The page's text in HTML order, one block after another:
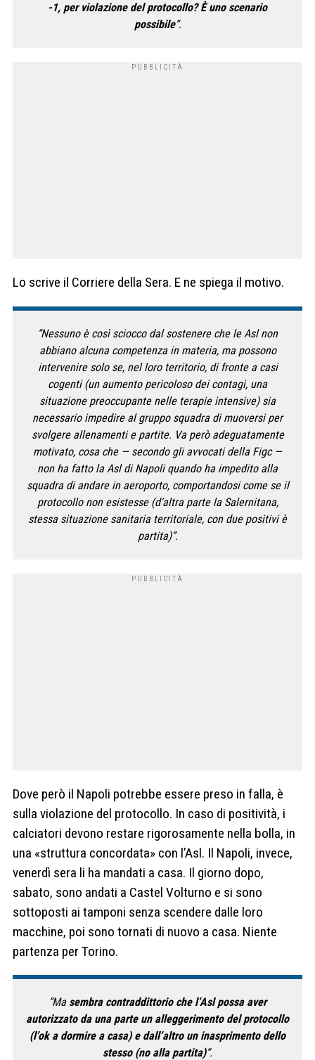
-1, per violazione del protocollo? È uno scenario
possibile“.
Lo scrive il Corriere della Sera. E ne spiega il motivo.
“Nessuno è così sciocco dal sostenere che le Asl non
abbiano alcuna competenza in materia, ma possono
intervenire solo se, nel loro territorio, di fronte a casi
cogenti (un aumento pericoloso dei contagi, una
situazione preoccupante nelle terapie intensive) sia
necessario impedire al gruppo squadra di muoversi per
svolgere allenamenti e partite. Va però adeguatamente
motivato, cosa che — secondo gli avvocati della Figc —
non ha fatto la Asl di Napoli quando ha impedito alla
squadra di andare in aeroporto, comportandosi come se il
protocollo non esistesse (d’altra parte la Salernitana,
stessa situazione sanitaria territoriale, con due positivi è
partita)”.
Dove però il Napoli potrebbe essere preso in falla, è
sulla violazione del protocollo. In caso di positività, i
calciatori devono restare rigorosamente nella bolla, in
una «struttura concordata» con l’Asl. Il Napoli, invece,
venerdì sera li ha mandati a casa. Il giorno dopo,
sabato, sono andati a Castel Volturno e si sono
sottoposti ai tamponi senza scendere dalle loro
macchine, poi sono tornati di nuovo a casa. Niente
partenza per Torino.
“Ma sembra contraddittorio che l’Asl possa aver
autorizzato da una parte un alleggerimento del protocollo
(l’ok a dormire a casa) e dall’altro un inasprimento dello
stesso (no alla partita)“.